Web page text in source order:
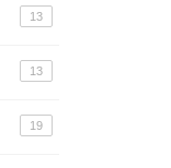
13
13
19